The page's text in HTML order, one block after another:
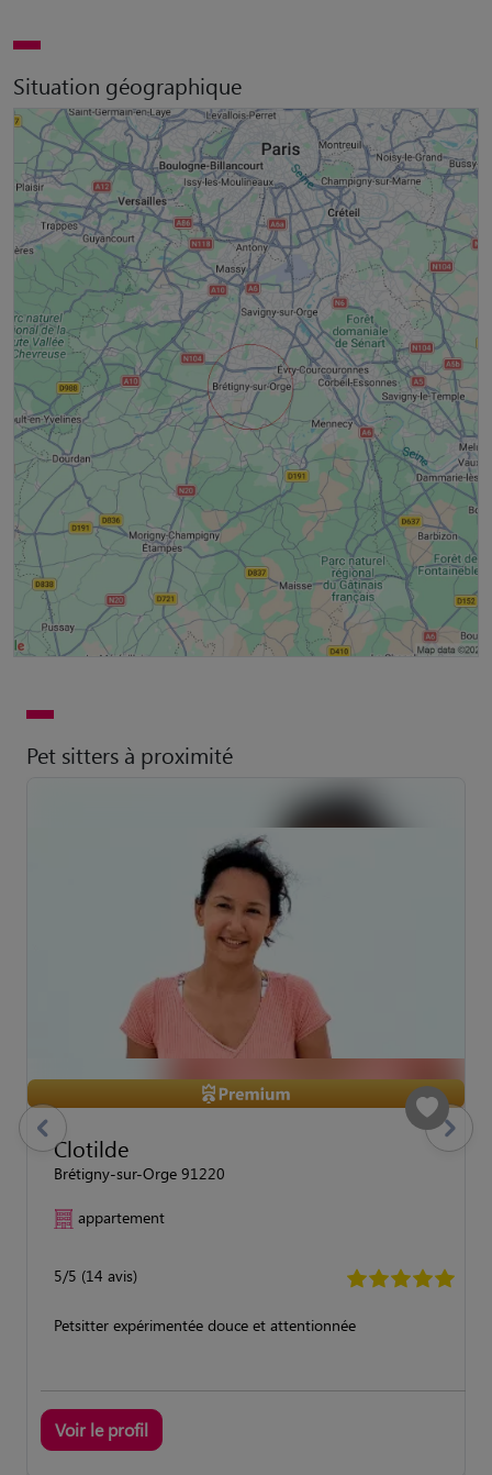
Situation géographique
Pet sitters à proximité
Clotilde
Brétigny-sur-Orge 91220
appartement
5/5 (14 avis)
Petsitter expérimentée douce et attentionnée
Voir le profil
previous Suivant